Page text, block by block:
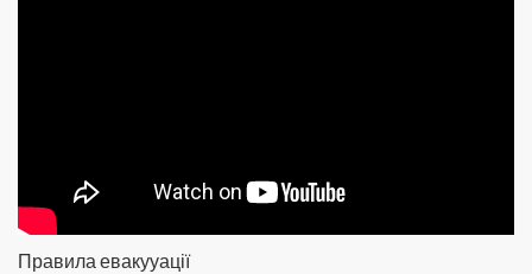
Правила евакууації